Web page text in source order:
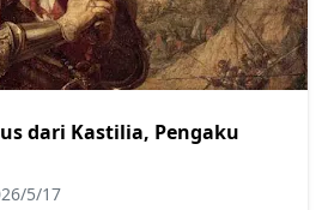
dari Kastilia, Pengaku
5/17